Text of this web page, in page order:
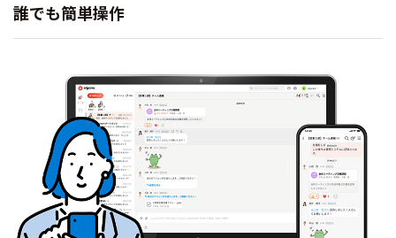
誰でも簡単操作